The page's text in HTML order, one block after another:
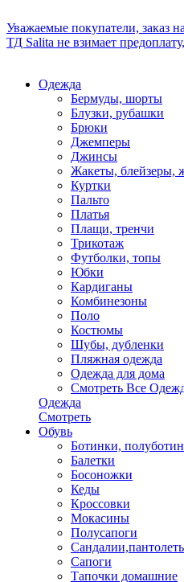
Уважаемые покупатели, заказ
ТД Salita не взимает
Одежда
Бермуды, шорты
Блузки, рубашки
Брюки
Джемперы
Джинсы
Жакеты, блейзеры,
Куртки
Пальто
Платья
Плащи, тренчи
Трикотаж
Футболки, топы
Юбки
Кардиганы
Комбинезоны
Поло
Костюмы
Шубы, дубленки
Пляжная одежда
Одежда для дома
Смотреть Все
Одежда
Смотреть
Обувь
Ботинки,
Балетки
Босоножки
Кеды
Кроссовки
Мокасины
Полусапоги
Сапоги
Тапочки домашние